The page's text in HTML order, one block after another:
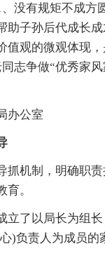
没有规矩不成方
助子孙后代成长成
值观的微观体现
志争做“优秀家
办公室
抓机制，明确职
。
立了以局长为组
)负责人为成员的